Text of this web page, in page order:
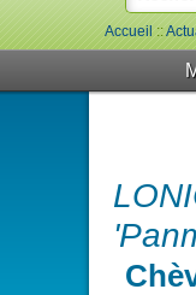
Accueil::